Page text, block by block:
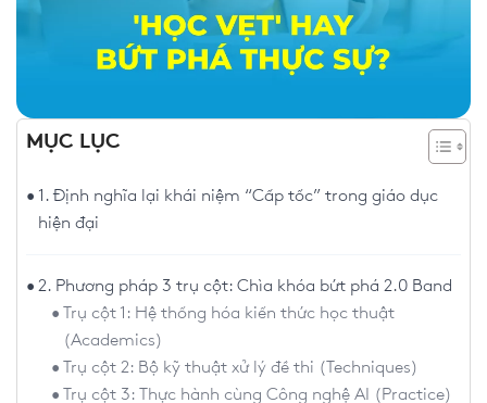
MỤC LỤC
1. Định nghĩa lại khái niệm “Cấp tốc” trong giáo dục
hiện đại
2. Phương pháp 3 trụ cột: Chìa khóa bứt phá 2.0 Band
Trụ cột 1: Hệ thống hóa kiến thức học thuật
(Academics)
Trụ cột 2: Bộ kỹ thuật xử lý đề thi (Techniques)
Trụ cột 3: Thực hành cùng Công nghệ AI (Practice)